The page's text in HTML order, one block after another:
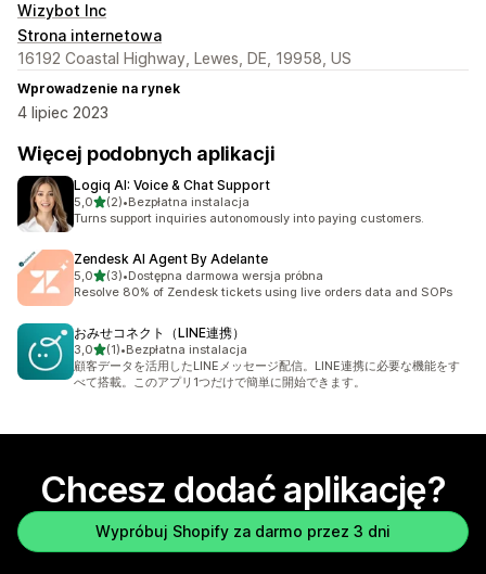
Wizybot Inc
Strona internetowa
16192 Coastal Highway, Lewes, DE, 19958, US
Wprowadzenie na rynek
4 lipiec 2023
Więcej podobnych aplikacji
Logiq AI: Voice & Chat Support
5,0na 5 gwiazdek
(2)
Łączna liczba recenzji: 2
•Bezpłatna instalacja
Turns support inquiries autonomously into paying customers.
Zendesk AI Agent By Adelante
5,0na 5 gwiazdek
(3)
Łączna liczba recenzji: 3
•Dostępna darmowa wersja próbna
Resolve 80% of Zendesk tickets using live orders data and SOPs
おみせコネクト（LINE連携）
3,0na 5 gwiazdek
(1)
Łączna liczba recenzji: 1
•Bezpłatna instalacja
顧客データを活用したLINEメッセージ配信。LINE連携に必要な機能をす
べて搭載。このアプリ1つだけで簡単に開始できます。
Chcesz dodać aplikację?
Wypróbuj Shopify za darmo przez 3 dni